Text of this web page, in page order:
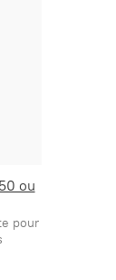
ou
pour